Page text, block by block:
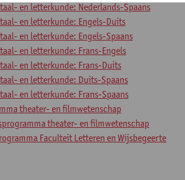
en letterkunde: Nederlands-Spaans
en letterkunde: Engels-Duits
en letterkunde: Engels-Spaans
en letterkunde: Frans-Engels
en letterkunde: Frans-Duits
en letterkunde: Duits-Spaans
en letterkunde: Frans-Spaans
theater- en filmwetenschap
theater- en filmwetenschap
Faculteit Letteren en Wijsbegeerte